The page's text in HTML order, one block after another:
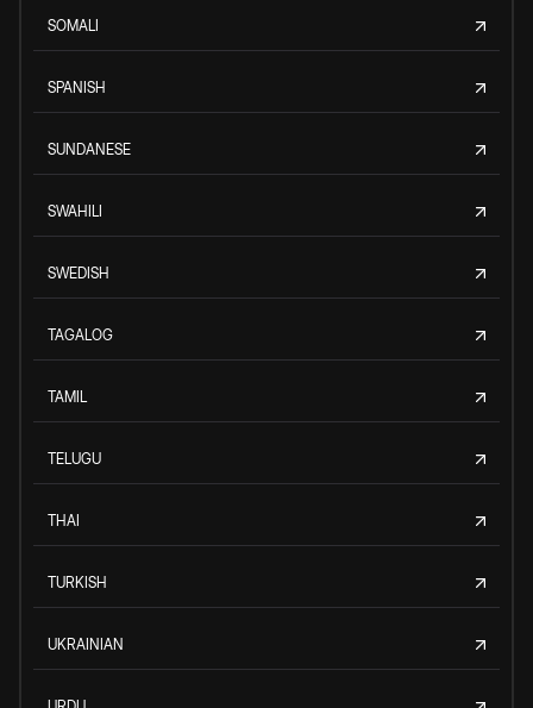
SOMALI
SPANISH
SUNDANESE
SWAHILI
SWEDISH
TAGALOG
TAMIL
TELUGU
THAI
TURKISH
UKRAINIAN